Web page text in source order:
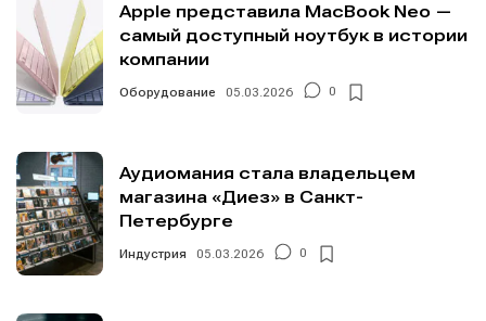
Apple представила MacBook Neo —
самый доступный ноутбук в истории
компании
Оборудование 05.03.2026 0
Аудиомания стала владельцем
магазина «Диез» в Санкт-
Петербурге
Индустрия 05.03.2026 0